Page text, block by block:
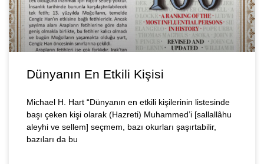
Dünyanın En Etkili Kişisi
Michael H. Hart “Dünyanın en etkili kişilerinin listesinde
başı çeken kişi olarak (Hazreti) Muhammed’i [sallallâhu
aleyhi ve sellem] seçmem, bazı okurları şaşırtabilir,
bazıları da bu